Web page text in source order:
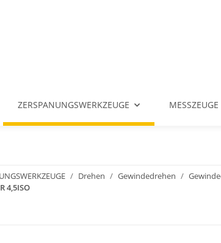
ZERSPANUNGSWERKZEUGE MESSZEUGE
Drehen Gewindedrehen
4,5ISO